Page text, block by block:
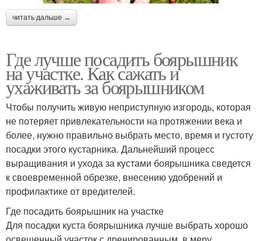
читать дальше →
Где лучше посадить боярышник
на участке. Как сажать и
ухаживать за боярышником
Чтобы получить живую неприступную изгородь, которая
не потеряет привлекательности на протяжении века и
более, нужно правильно выбрать место, время и густоту
посадки этого кустарника. Дальнейший процесс
выращивания и ухода за кустами боярышника сведется
к своевременной обрезке, внесению удобрений и
профилактике от вредителей.
Где посадить боярышник на участке
Для посадки куста боярышника лучше выбрать хорошо